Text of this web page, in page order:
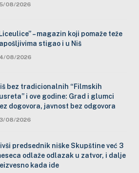
08/2026
– magazin koji pomaže teže
stigao i u Niš
08/2026
bez tradicionalnih “Filmskih
i ove godine: Grad i glumci
dogovora, javnost bez odgovora
08/2026
predsednik niške Skupštine već 3
odlaže odlazak u zatvor, i dalje
kada ide